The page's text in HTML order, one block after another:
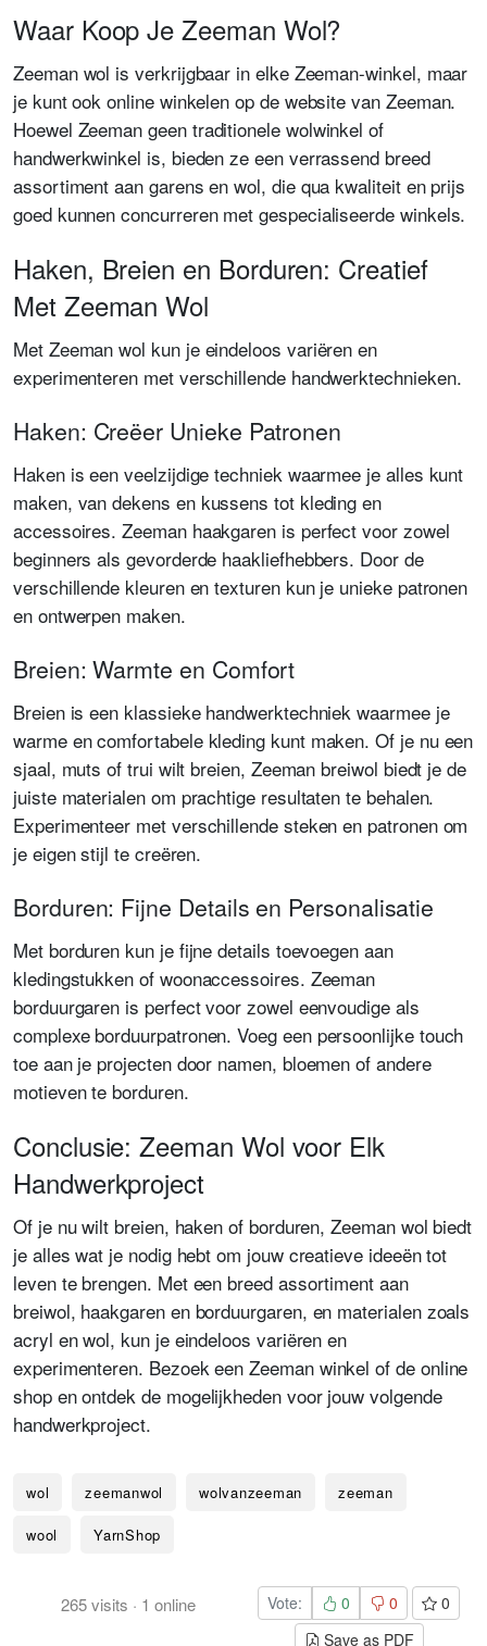
Waar Koop Je Zeeman Wol?
Zeeman wol is verkrijgbaar in elke Zeeman-winkel, maar
je kunt ook online winkelen op de website van Zeeman.
Hoewel Zeeman geen traditionele wolwinkel of
handwerkwinkel is, bieden ze een verrassend breed
assortiment aan garens en wol, die qua kwaliteit en prijs
goed kunnen concurreren met gespecialiseerde winkels.
Haken, Breien en Borduren: Creatief
Met Zeeman Wol
Met Zeeman wol kun je eindeloos variëren en
experimenteren met verschillende handwerktechnieken.
Haken: Creëer Unieke Patronen
Haken is een veelzijdige techniek waarmee je alles kunt
maken, van dekens en kussens tot kleding en
accessoires. Zeeman haakgaren is perfect voor zowel
beginners als gevorderde haakliefhebbers. Door de
verschillende kleuren en texturen kun je unieke patronen
en ontwerpen maken.
Breien: Warmte en Comfort
Breien is een klassieke handwerktechniek waarmee je
warme en comfortabele kleding kunt maken. Of je nu een
sjaal, muts of trui wilt breien, Zeeman breiwol biedt je de
juiste materialen om prachtige resultaten te behalen.
Experimenteer met verschillende steken en patronen om
je eigen stijl te creëren.
Borduren: Fijne Details en Personalisatie
Met borduren kun je fijne details toevoegen aan
kledingstukken of woonaccessoires. Zeeman
borduurgaren is perfect voor zowel eenvoudige als
complexe borduurpatronen. Voeg een persoonlijke touch
toe aan je projecten door namen, bloemen of andere
motieven te borduren.
Conclusie: Zeeman Wol voor Elk
Handwerkproject
Of je nu wilt breien, haken of borduren, Zeeman wol biedt
je alles wat je nodig hebt om jouw creatieve ideeën tot
leven te brengen. Met een breed assortiment aan
breiwol, haakgaren en borduurgaren, en materialen zoals
acryl en wol, kun je eindeloos variëren en
experimenteren. Bezoek een Zeeman winkel of de online
shop en ontdek de mogelijkheden voor jouw volgende
handwerkproject.
wol zeemanwol wolvanzeeman zeeman
wool YarnShop
265visits · 1 online Vote: 0 0
0
Save as PDF